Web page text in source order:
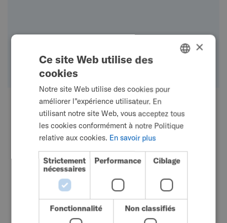
septembre 25, 2025
Mon fauteuil roulant me
permet de donner le
meilleur de moi-même
SWEDISH
DUTCH
GERMAN
DANISH
NORWEGIAN
CHINESE (SIMPLIFIED)
×
Ce site Web utilise des
cookies
Notre site Web utilise des cookies pour
améliorer l"expérience utilisateur. En
utilisant notre site Web, vous acceptez tous
les cookies conformément à notre Politique
relative aux cookies. En savoir plus
Strictement
nécessaires
Performance Ciblage
Fonctionnalité Non classifiés